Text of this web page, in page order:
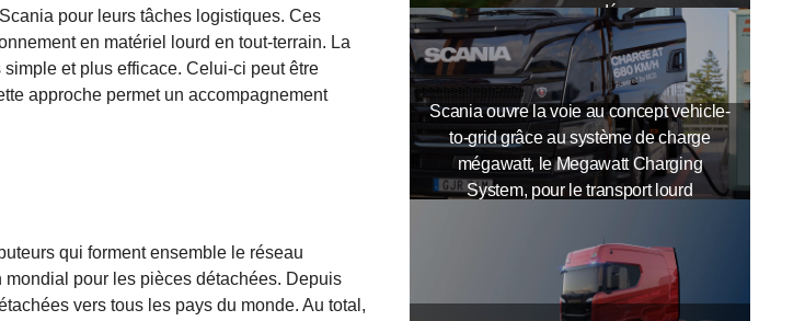
pour leurs tâches logistiques. Ces
en matériel lourd en tout-terrain. La
et plus efficace. Celui-ci peut être
approche permet un accompagnement
qui forment ensemble le réseau
pour les pièces détachées. Depuis
vers tous les pays du monde. Au total,
commandés
Scania ouvre la voie au concept vehicle-
to-grid grâce au système de charge
mégawatt, le Megawatt Charging
System, pour le transport lourd